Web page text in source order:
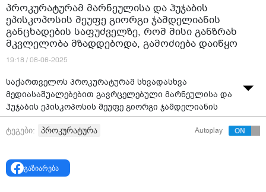
პროკურატურამ მარნეულისა და ჰუჯაბის
ეპისკოპოსის მეუფე გიორგი ჯამდელიანის
განცხადების საფუძველზე, რომ მისი განზრახ
მკვლელობა მზადდებოდა, გამოძიება დაიწყო
19:18 / 08-06-2025
საქართველოს პროკურატურამ სხვადასხვა
მედიასაშუალებებით გავრცელებული მარნეულისა და
ჰუჯაბის ეპისკოპოსის მეუფე გიორგი ჯამდელიანის
მიერ გაკეთებული განცხადების საფუძველზე, სადაც
ის მისი განზრახ მკვლელობის მომზადების ფაქტთან
ინფორმაციას პროკურატურა ავრცელებს.
ტეგები: პროკურატურა Autoplay
გაზიარება